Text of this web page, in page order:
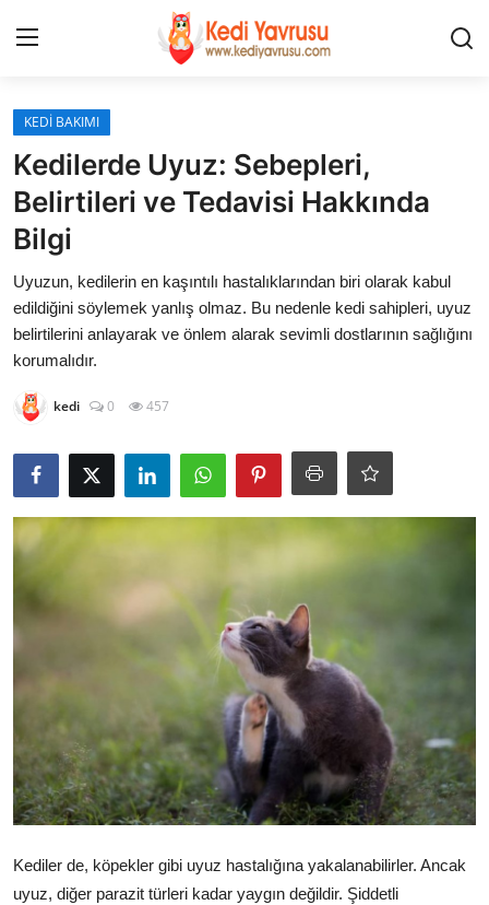
Giriş
İLETİŞİM
HAKKIMIZDA
REKLAM
KEDİ CİNSLERİ
KEDİPEDİA
KEDİ BAKIMI
KEDİ MAMASI
VETERİNERLER
KEDİ BAKIMI
Kedilerde Uyuz: Sebepleri,
Belirtileri ve Tedavisi Hakkında
Bilgi
Uyuzun, kedilerin en kaşıntılı hastalıklarından biri olarak kabul
edildiğini söylemek yanlış olmaz. Bu nedenle kedi sahipleri, uyuz
belirtilerini anlayarak ve önlem alarak sevimli dostlarının sağlığını
korumalıdır.
kedi 0 457
Kediler de, köpekler gibi uyuz hastalığına yakalanabilirler. Ancak
uyuz, diğer parazit türleri kadar yaygın değildir. Şiddetli